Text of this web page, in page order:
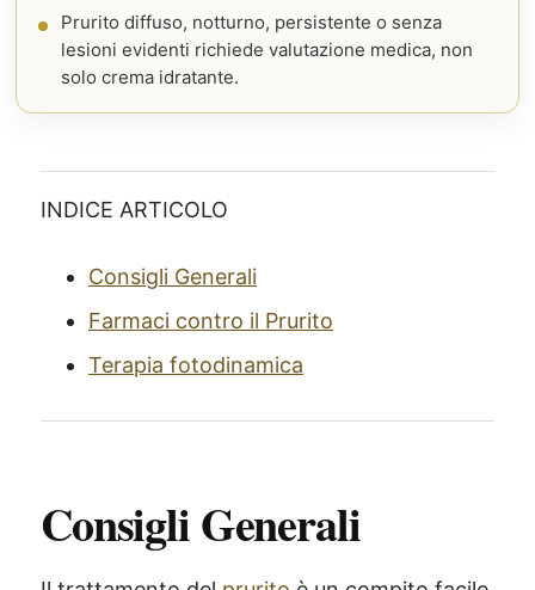
Prurito diffuso, notturno, persistente o senza
lesioni evidenti richiede valutazione medica, non
solo crema idratante.
INDICE ARTICOLO
Consigli Generali
Farmaci contro il Prurito
Terapia fotodinamica
Consigli Generali